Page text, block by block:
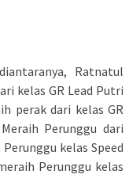
Ratnatul
kelas GR Lead Putri
perak dari kelas GR
Perunggu dari
kelas Speed
Perunggu kelas